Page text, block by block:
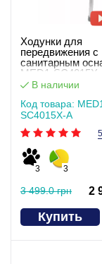
Ходунки для
передвижения с
санитарным
MED1-SC4015X-
В наличии
Код товара:
SC4015X-A
3 3
3 499.0 грн 2
Купить